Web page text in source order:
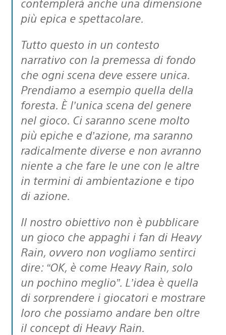
più epica e spettacolare.
Tutto questo in un contesto
narrativo con la premessa di fondo
che ogni scena deve essere unica.
Prendiamo a esempio quella della
foresta. È l’unica scena del genere
nel gioco. Ci saranno scene molto
più epiche e d’azione, ma saranno
radicalmente diverse e non avranno
niente a che fare le une con le altre
in termini di ambientazione e tipo
di azione.
Il nostro obiettivo non è pubblicare
un gioco che appaghi i fan di Heavy
Rain, ovvero non vogliamo sentirci
dire: “OK, è come Heavy Rain, solo
un pochino meglio”. L’idea è quella
di sorprendere i giocatori e mostrare
loro che possiamo andare ben oltre
il concept di Heavy Rain.